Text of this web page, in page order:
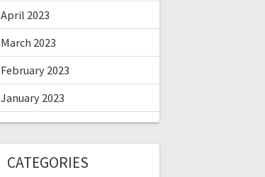
April 2023
March 2023
February 2023
January 2023
CATEGORIES